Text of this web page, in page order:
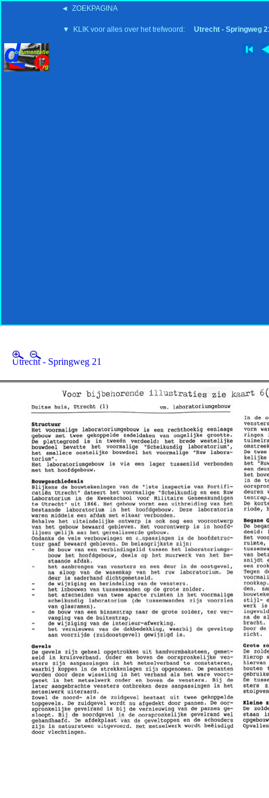
◄ ZOEKPAGINA
▼ KLIK voor alles over het trefwoord: Utrecht - Springweg
Utrecht - Springweg 21
'15:19 19-2-2008